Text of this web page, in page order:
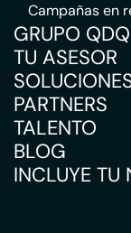
Campañas en
GRUPO QDQ
TU ASESOR
PARTNERS
TALENTO
BLOG
INCLUYE TU